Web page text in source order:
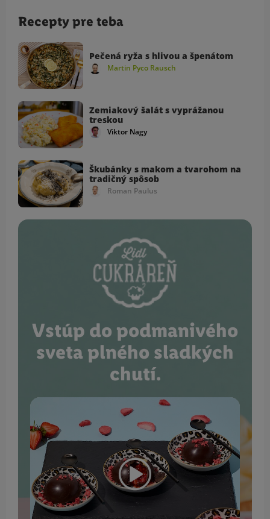
Recepty pre teba
Pečená ryža s hlivou a špenátom
Martin Pyco Rausch
Zemiakový šalát s vyprážanou
treskou
Viktor Nagy
Škubánky s makom a tvarohom na
tradičný spôsob
Roman Paulus
Vstúp do podmanivého
sveta plného sladkých
chutí.